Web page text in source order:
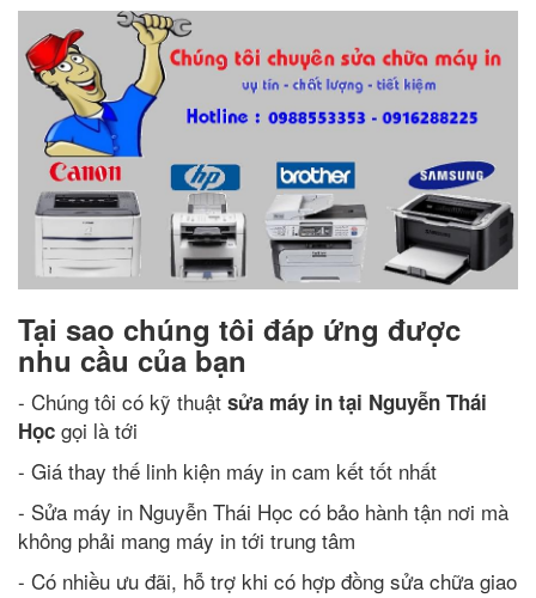
Tại sao chúng tôi đáp ứng được
nhu cầu của bạn
- Chúng tôi có kỹ thuật sửa máy in tại Nguyễn Thái
Học gọi là tới
- Giá thay thế linh kiện máy in cam kết tốt nhất
- Sửa máy in Nguyễn Thái Học có bảo hành tận nơi mà
không phải mang máy in tới trung tâm
- Có nhiều ưu đãi, hỗ trợ khi có hợp đồng sửa chữa giao